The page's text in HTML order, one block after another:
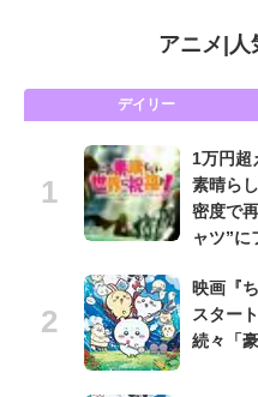
アニメ 人
デイリー
1万円超
素晴ら
密度で
ャツ”に
映画『
スター
続々「